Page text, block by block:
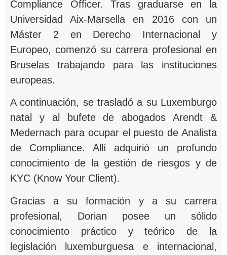
Compliance Officer. Tras graduarse en la
Universidad Aix-Marsella en 2016 con un
Máster 2 en Derecho Internacional y
Europeo, comenzó su carrera profesional en
Bruselas trabajando para las instituciones
europeas.
A continuación, se trasladó a su Luxemburgo
natal y al bufete de abogados Arendt &
Medernach para ocupar el puesto de Analista
de Compliance. Allí adquirió un profundo
conocimiento de la gestión de riesgos y de
KYC (Know Your Client).
Gracias a su formación y a su carrera
profesional, Dorian posee un sólido
conocimiento práctico y teórico de la
legislación luxemburguesa e internacional,